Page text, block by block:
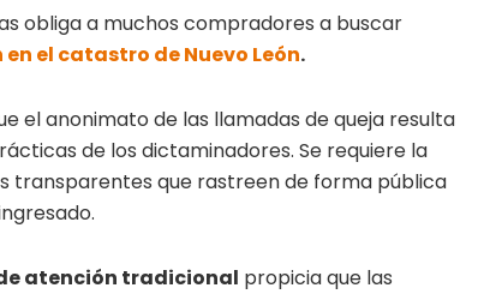
obliga a muchos compradores a buscar
el catastro de Nuevo León.
el anonimato de las llamadas de queja resulta
de los dictaminadores. Se requiere la
transparentes que rastreen de forma pública
atención tradicional propicia que las